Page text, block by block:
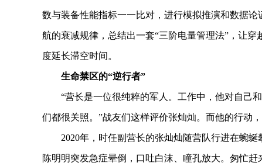
数与装备性能指标一一比对，进行模拟推演和数据
航的衰减规律，总结出一套“三阶电量管理法”，让
度延长滞空时间。
生命禁区的“逆行者”
“营长是一位很纯粹的军人。工作中，他对自己和
们都很关照。”战友们这样评价张灿灿。而他的行动
2020年，时任副营长的张灿灿随营队行进在蜿蜒
陈明明突发急症晕倒，口吐白沫、瞳孔放大。匆忙